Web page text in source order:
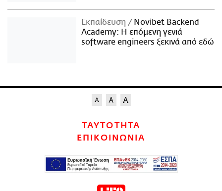
Εκπαίδευση
Novibet Backend
Academy: Η επόμενη γενιά
software engineers ξεκινά από εδώ
ΤΑΥΤΟΤΗΤΑ
ΕΠΙΚΟΙΝΩΝΙΑ